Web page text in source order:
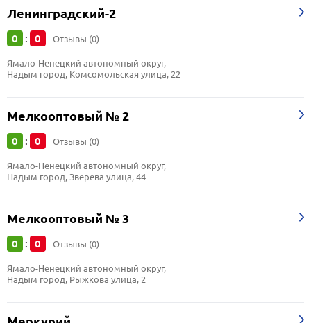
Ленинградский-2
0 : 0 Отзывы (0)
Ямало-Ненецкий автономный округ,
Надым город, Комсомольская улица, 22
Мелкооптовый № 2
0 : 0 Отзывы (0)
Ямало-Ненецкий автономный округ,
Надым город, Зверева улица, 44
Мелкооптовый № 3
0 : 0 Отзывы (0)
Ямало-Ненецкий автономный округ,
Надым город, Рыжкова улица, 2